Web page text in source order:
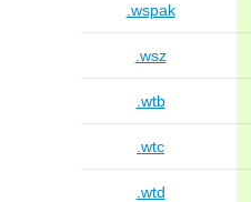
.wspak
.wsz
.wtb
.wtc
.wtd